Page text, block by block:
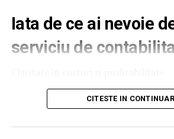
Această abordare reduce riscul de
surprizele neplăcute. Clientul are
designului și poate solicita modificări
Mobilierul personalizat devine astfel
colaborativ, în care funcționalitatea și
Iata de ce ai nevoie
serviciu de
O firma de transport opereaza cu
sensibile, iar deciziile gresite pot
financiare. Un serviciu de
CITESTE IN